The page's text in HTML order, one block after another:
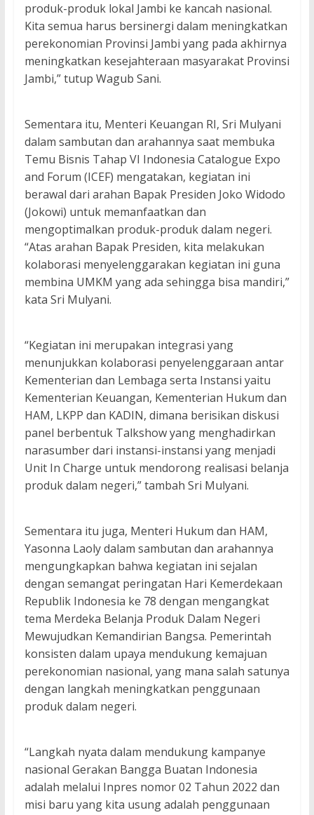
produk-produk lokal Jambi ke kancah nasional.
Kita semua harus bersinergi dalam meningkatkan
perekonomian Provinsi Jambi yang pada akhirnya
meningkatkan kesejahteraan masyarakat Provinsi
Jambi,” tutup Wagub Sani.
Sementara itu, Menteri Keuangan RI, Sri Mulyani
dalam sambutan dan arahannya saat membuka
Temu Bisnis Tahap VI Indonesia Catalogue Expo
and Forum (ICEF) mengatakan, kegiatan ini
berawal dari arahan Bapak Presiden Joko Widodo
(Jokowi) untuk memanfaatkan dan
mengoptimalkan produk-produk dalam negeri.
“Atas arahan Bapak Presiden, kita melakukan
kolaborasi menyelenggarakan kegiatan ini guna
membina UMKM yang ada sehingga bisa mandiri,”
kata Sri Mulyani.
“Kegiatan ini merupakan integrasi yang
menunjukkan kolaborasi penyelenggaraan antar
Kementerian dan Lembaga serta Instansi yaitu
Kementerian Keuangan, Kementerian Hukum dan
HAM, LKPP dan KADIN, dimana berisikan diskusi
panel berbentuk Talkshow yang menghadirkan
narasumber dari instansi-instansi yang menjadi
Unit In Charge untuk mendorong realisasi belanja
produk dalam negeri,” tambah Sri Mulyani.
Sementara itu juga, Menteri Hukum dan HAM,
Yasonna Laoly dalam sambutan dan arahannya
mengungkapkan bahwa kegiatan ini sejalan
dengan semangat peringatan Hari Kemerdekaan
Republik Indonesia ke 78 dengan mengangkat
tema Merdeka Belanja Produk Dalam Negeri
Mewujudkan Kemandirian Bangsa. Pemerintah
konsisten dalam upaya mendukung kemajuan
perekonomian nasional, yang mana salah satunya
dengan langkah meningkatkan penggunaan
produk dalam negeri.
“Langkah nyata dalam mendukung kampanye
nasional Gerakan Bangga Buatan Indonesia
adalah melalui Inpres nomor 02 Tahun 2022 dan
misi baru yang kita usung adalah penggunaan